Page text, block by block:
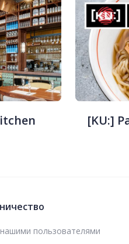
[KU:]
пользователями